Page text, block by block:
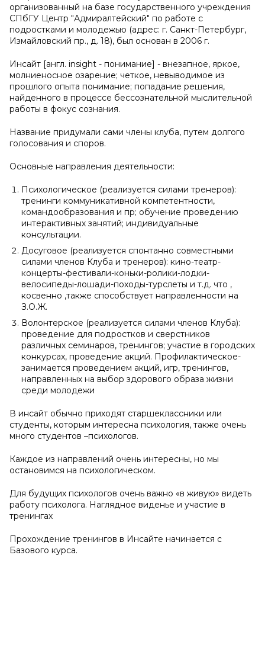
организованный на базе государственного учреждения
СПбГУ Центр "Адмиралтейский" по работе с
подростками и молодежью (адрес: г. Санкт-Петербург,
Измайловский пр., д. 18), был основан в 2006 г.
Инсайт [англ. insight - понимание] - внезапное, яркое,
молниеносное озарение; четкое, невыводимое из
прошлого опыта понимание; попадание решения,
найденного в процессе бессознательной мыслительной
работы в фокус сознания.
Название придумали сами члены клуба, путем долгого
голосования и споров.
Основные направления деятельности:
Психологическое (реализуется силами тренеров):
тренинги коммуникативной компетентности,
командообразования и пр; обучение проведению
интерактивных занятий; индивидуальные
консультации.
Досуговое (реализуется спонтанно совместными
силами членов Клуба и тренеров): кино-театр-
концерты-фестивали-коньки-ролики-лодки-
велосипеды-лошади-походы-турслеты и т.д. что ,
косвенно ,также способствует направленности на
З.О.Ж.
Волонтерское (реализуется силами членов Клуба):
проведение для подростков и сверстников
различных семинаров, тренингов; участие в городских
конкурсах, проведение акций. Профилактическое-
занимается проведением акций, игр, тренингов,
направленных на выбор здорового образа жизни
среди молодежи
В инсайт обычно приходят старшеклассники или
студенты, которым интересна психология, также очень
много студентов –психологов.
Каждое из направлений очень интересны, но мы
остановимся на психологическом.
Для будущих психологов очень важно «в живую» видеть
работу психолога. Наглядное виденье и участие в
тренингах
Прохождение тренингов в Инсайте начинается с
Базового курса.